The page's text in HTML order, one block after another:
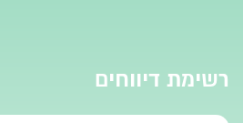
רשימת דיווחים